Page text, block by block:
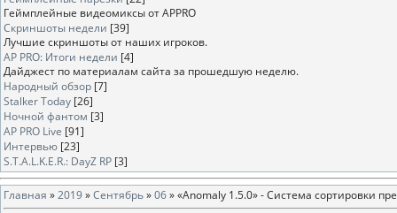
Геймплейные видеомиксы от APPRO
Скриншоты недели [39]
Лучшие скриншоты от наших игроков.
AP PRO: Итоги недели [4]
Дайджест по материалам сайта за прошедшую неделю.
Народный обзор [7]
Stalker Today [26]
Ночной фантом [3]
AP PRO Live [91]
Интервью [23]
S.T.A.L.K.E.R.: DayZ RP [3]
Главная »2019»Сентябрь»06» «Anomaly 1.5.0» - Cистема сортировки